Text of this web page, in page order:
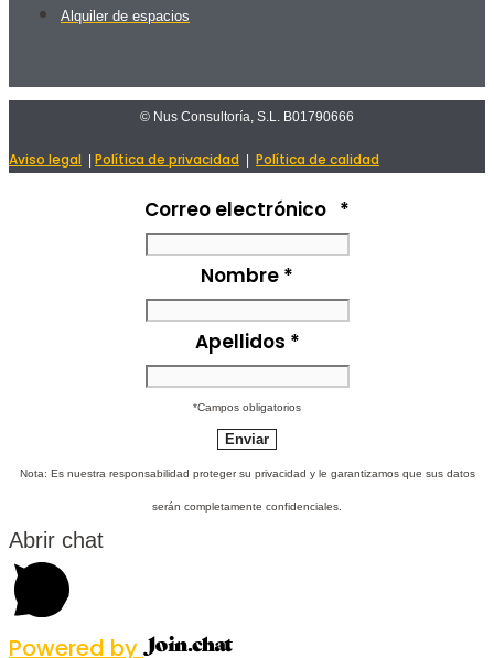
Alquiler de espacios
© Nus Consultoría, S.L. B01790666
Aviso legal Política de privacidad Política de calidad
Correo electrónico *
Nombre *
Apellidos *
*Campos obligatorios
Nota: Es nuestra responsabilidad proteger su privacidad y le garantizamos que sus datos
serán completamente confidenciales.
Abrir chat
Powered by